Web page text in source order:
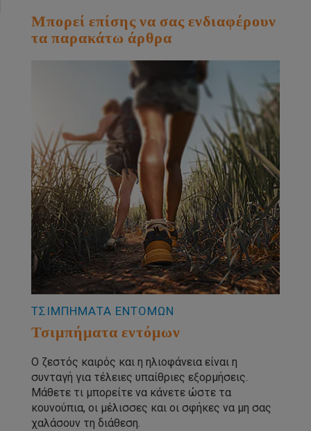
Μπορεί επίσης να σας ενδιαφέρουν
τα παρακάτω άρθρα
ΤΣΙΜΠΗΜΑΤΑ ΕΝΤΟΜΩΝ
Τσιμπήματα εντόμων
Ο ζεστός καιρός και η ηλιοφάνεια είναι η
συνταγή για τέλειες υπαίθριες εξορμήσεις.
Μάθετε τι μπορείτε να κάνετε ώστε τα
κουνούπια, οι μέλισσες και οι σφήκες να μη σας
χαλάσουν τη διάθεση.